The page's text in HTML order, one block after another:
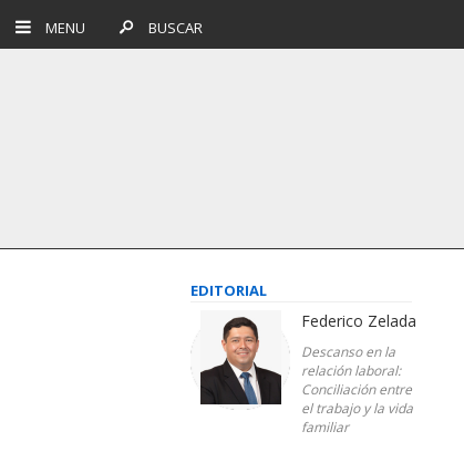
MENU BUSCAR
EDITORIAL
Federico Zelada
Descanso en la
relación laboral:
Conciliación entre
el trabajo y la vida
familiar